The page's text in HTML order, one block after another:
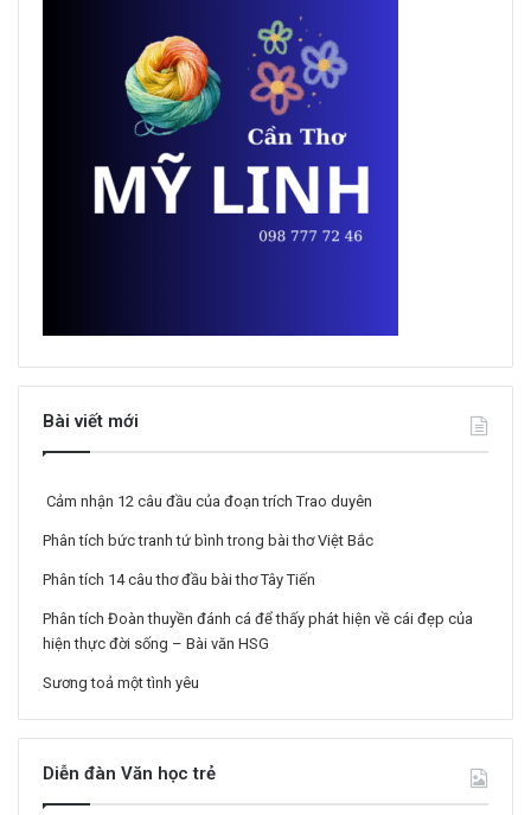
Bài viết mới
Cảm nhận 12 câu đầu của đoạn trích Trao duyên
Phân tích bức tranh tứ bình trong bài thơ Việt Bắc
Phân tích 14 câu thơ đầu bài thơ Tây Tiến
Phân tích Đoàn thuyền đánh cá để thấy phát hiện về cái đẹp của
hiện thực đời sống – Bài văn HSG
Sương toả một tình yêu
Diễn đàn Văn học trẻ